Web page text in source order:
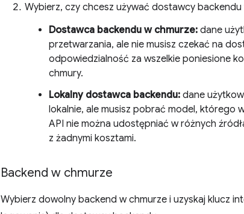
Wybierz, czy chcesz używać dostawcy
Dostawca backendu w chmurze: dane
przetwarzania, ale nie musisz czekać na
odpowiedzialność za wszelkie poniesione
chmury.
Lokalny dostawca backendu: dane
lokalnie, ale musisz pobrać model, którego
API nie można udostępniać w różnych
z żadnymi kosztami.
Backend w chmurze
Wybierz dowolny backend w chmurze i uzyskaj klucz